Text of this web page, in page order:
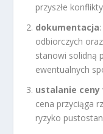
przyszłe
dokumentacja
odbiorczych
stanowi solidną
ewentualnych
ustalanie ceny
cena przyciąga
ryzyko